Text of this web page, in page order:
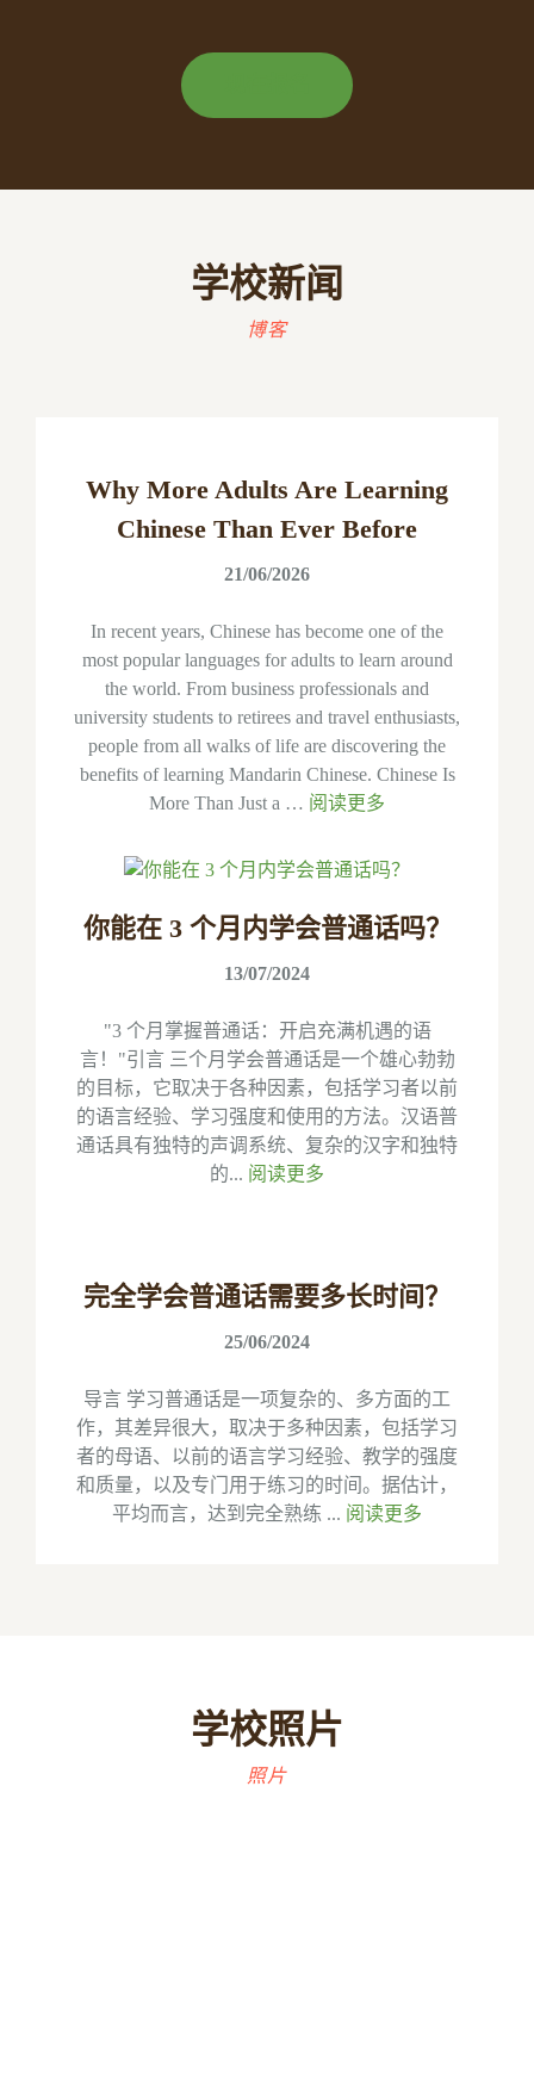
学校新闻
博客
Why More Adults Are Learning
Chinese Than Ever Before
21/06/2026
In recent years, Chinese has become one of the
most popular languages for adults to learn around
the world. From business professionals and
university students to retirees and travel enthusiasts,
people from all walks of life are discovering the
benefits of learning Mandarin Chinese. Chinese Is
More Than Just a … 阅读更多
你能在 3 个月内学会普通话吗？
13/07/2024
"3 个月掌握普通话：开启充满机遇的语
言！"引言 三个月学会普通话是一个雄心勃勃
的目标，它取决于各种因素，包括学习者以前
的语言经验、学习强度和使用的方法。汉语普
通话具有独特的声调系统、复杂的汉字和独特
的... 阅读更多
完全学会普通话需要多长时间？
25/06/2024
导言 学习普通话是一项复杂的、多方面的工
作，其差异很大，取决于多种因素，包括学习
者的母语、以前的语言学习经验、教学的强度
和质量，以及专门用于练习的时间。据估计，
平均而言，达到完全熟练 ... 阅读更多
学校照片
照片